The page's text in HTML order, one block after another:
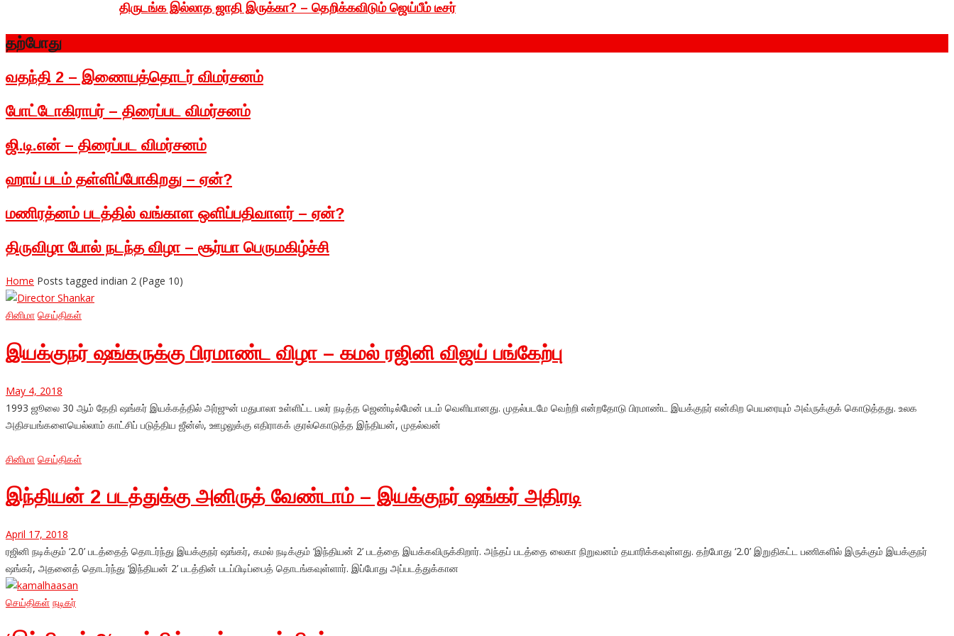
திருடங்க இல்லாத ஜாதி இருக்கா? – தெறிக்கவிடும் ஜெய்பீம் டீசர்
தற்போது
வதந்தி 2 – இணையத்தொடர் விமர்சனம்
போட்டோகிராபர் – திரைப்பட விமர்சனம்
ஜி.டி.என் – திரைப்பட விமர்சனம்
ஹாய் படம் தள்ளிப்போகிறது – ஏன்?
மணிரத்னம் படத்தில் வங்காள ஒளிப்பதிவாளர் – ஏன்?
திருவிழா போல் நடந்த விழா – சூர்யா பெருமகிழ்ச்சி
Home Posts tagged indian 2 (Page 10)
சினிமா செய்திகள்
இயக்குநர் ஷங்கருக்கு பிரமாண்ட விழா – கமல் ரஜினி விஜய் பங்கேற்பு
May 4, 2018
1993 ஜூலை 30 ஆம் தேதி ஷங்கர் இயக்கத்தில் அர்ஜுன் மதுபாலா உள்ளிட்ட பலர் நடித்த ஜெண்டில்மேன் படம் வெளியானது. முதல்படமே வெற்றி என்றதோடு பிரமாண்ட இயக்குநர் என்கிற பெயரையும் அவ்ருக்குக் கொடுத்தது. உலக
அதிசயங்களையெல்லாம் காட்சிப் படுத்திய ஜீன்ஸ், ஊழலுக்கு எதிராகக் குரல்கொடுத்த இந்தியன், முதல்வன்
சினிமா செய்திகள்
இந்தியன் 2 படத்துக்கு அனிருத் வேண்டாம் – இயக்குநர் ஷங்கர் அதிரடி
April 17, 2018
ரஜினி நடிக்கும் ‘2.0’ படத்தைத் தொடர்ந்து இயக்குநர் ஷங்கர், கமல் நடிக்கும் ‘இந்தியன் 2’ படத்தை இயக்கவிருக்கிறார். அந்தப் படத்தை லைகா நிறுவனம் தயாரிக்கவுள்ளது. தற்போது ‘2.0’ இறுதிகட்ட பணிகளில் இருக்கும் இயக்குநர்
ஷங்கர், அதனைத் தொடர்ந்து ‘இந்தியன் 2’ படத்தின் படப்பிடிப்பைத் தொடங்கவுள்ளார். இப்போது அப்படத்துக்கான
செய்திகள் நடிகர்